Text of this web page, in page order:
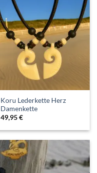
Koru Lederkette Herz
Damenkette
49,95€